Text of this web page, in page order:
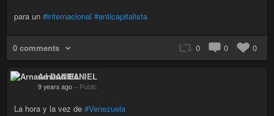
para un #internacional #anticapitalista
0 comments 0 0 0
Arnaud DANIEL
9 years ago – Public
La hora y la vez de #Venezuela